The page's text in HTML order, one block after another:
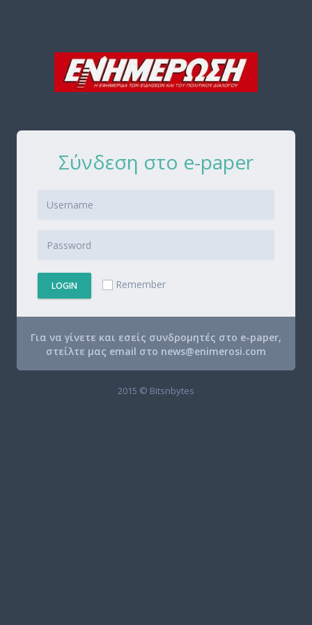
Σύνδεση στο e-paper
LOGIN Remember
Για να γίνετε και εσείς συνδρομητές στο e-paper,
στείλτε μας email στο news@enimerosi.com
2015 © Bitsnbytes